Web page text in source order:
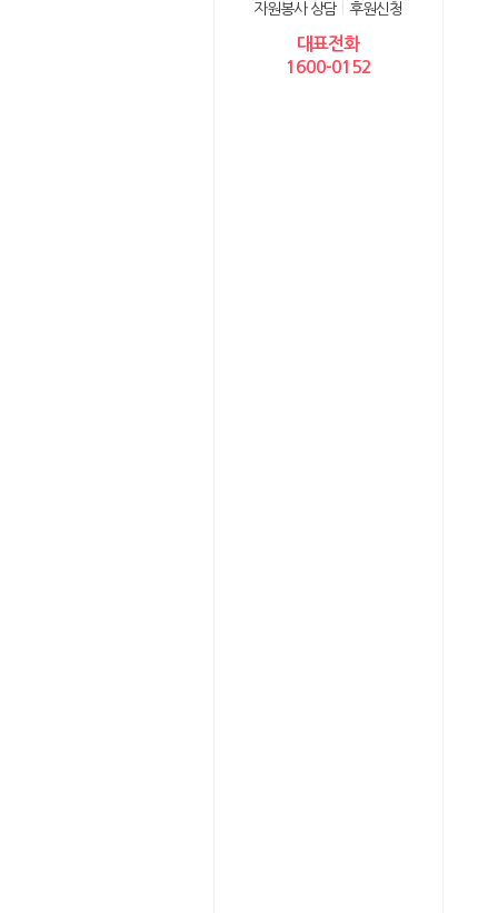
자원봉사 상담
후원신청
대표전화
1600-0152